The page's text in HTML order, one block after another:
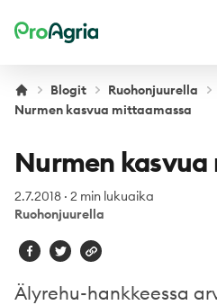
ProAgria
Blogit
Ruohonjuurella
Nurmen kasvua mittaamassa
Nurmen
2.7.2018 · 2 min lukuaika
Ruohonjuurella
Älyrehu-hankkeessa